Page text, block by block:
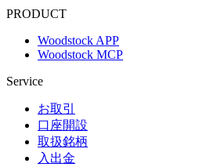
PRODUCT
Woodstock APP
Woodstock MCP
Service
お取引
口座開設
取扱銘柄
入出金